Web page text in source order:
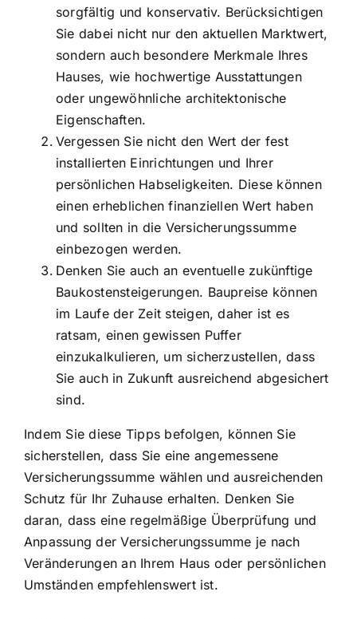
sorgfältig und konservativ. Berücksichtigen
Sie dabei nicht nur den aktuellen Marktwert,
sondern auch besondere Merkmale Ihres
Hauses, wie hochwertige Ausstattungen
oder ungewöhnliche architektonische
Eigenschaften.
Vergessen Sie nicht den Wert der fest
installierten Einrichtungen und Ihrer
persönlichen Habseligkeiten. Diese können
einen erheblichen finanziellen Wert haben
und sollten in die Versicherungssumme
einbezogen werden.
Denken Sie auch an eventuelle zukünftige
Baukostensteigerungen. Baupreise können
im Laufe der Zeit steigen, daher ist es
ratsam, einen gewissen Puffer
einzukalkulieren, um sicherzustellen, dass
Sie auch in Zukunft ausreichend abgesichert
sind.
Indem Sie diese Tipps befolgen, können Sie
sicherstellen, dass Sie eine angemessene
Versicherungssumme wählen und ausreichenden
Schutz für Ihr Zuhause erhalten. Denken Sie
daran, dass eine regelmäßige Überprüfung und
Anpassung der Versicherungssumme je nach
Veränderungen an Ihrem Haus oder persönlichen
Umständen empfehlenswert ist.